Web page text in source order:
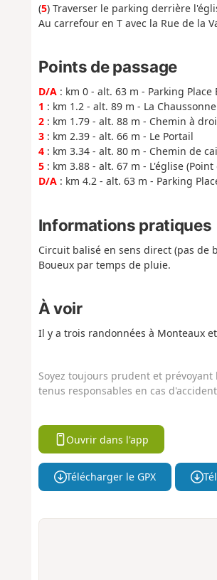
(5) Traverser le parking derrière
Au carrefour en T avec la Rue de la
Points de passage
D/A: km 0 - alt. 63 m - Parking
1 : km 1.2 - alt. 89 m - La
2: km 1.79 - alt. 88 m - Chemin à
3: km 2.39 - alt. 66 m - Le Portail
4: km 3.34 - alt. 80 m - Chemin de
5: km 3.88 - alt. 67 m - L'église
D/A: km 4.2 - alt. 63 m - Parking
Informations pratiques
Circuit balisé en sens direct (pas de
Boueux par temps de pluie.
À voir
Il y a trois randonnées à Monteaux
Soyez toujours prudent et
tenus responsables en cas
Ouvrir dans l'app
Télécharger le GPX